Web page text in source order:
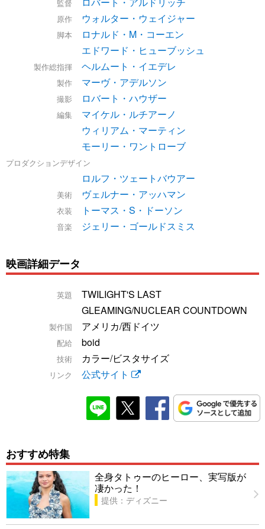
監督
原作 ウォルター・ウェイジャー
脚本
ロナルド・M・コーエン
エドワード・ヒューブッシュ
製作総指揮 ヘルムート・イエデレ
製作 マーヴ・アデルソン
撮影 ロバート・ハウザー
編集
マイケル・ルチアーノ
ウィリアム・マーティン
モーリー・ワントローブ
プロダクションデザイン
ロルフ・ツェートバウアー
美術 ヴェルナー・アッハマン
衣装 トーマス・S・ドーソン
音楽 ジェリー・ゴールドスミス
映画詳細データ
英題
TWILIGHT'S LAST
GLEAMING/NUCLEAR COUNTDOWN
製作国 アメリカ/西ドイツ
配給 boid
技術 カラー/ビスタサイズ
リンク 公式サイト
おすすめ特集
全身タトゥーのヒーロー、実写版が
凄かった！
提供：ディズニー